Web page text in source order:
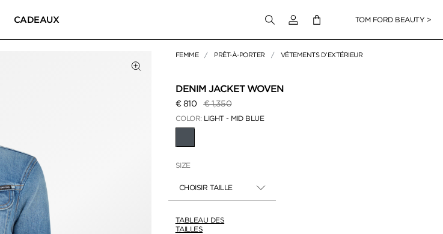
CADEAUX Connectez-vous à votre compte
TOM FORD BEAUTY >
FEMME PRÊT-À-PORTER VÊTEMENTS D’EXTÉRIEUR
DENIM JACKET WOVEN
€ 810 Prix réduit de
€ 1,350à
COLOR: LIGHT - MID BLUE
SIZE
CHOISIR TAILLE
TABLEAU DES
TAILLES